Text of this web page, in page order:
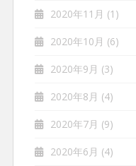
2020年11月 (1)
2020年10月 (6)
2020年9月 (3)
2020年8月 (4)
2020年7月 (9)
2020年6月 (4)